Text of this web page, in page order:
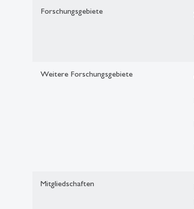
Forschungsgebiete
Weitere Forschungsgebiete
Mitgliedschaften